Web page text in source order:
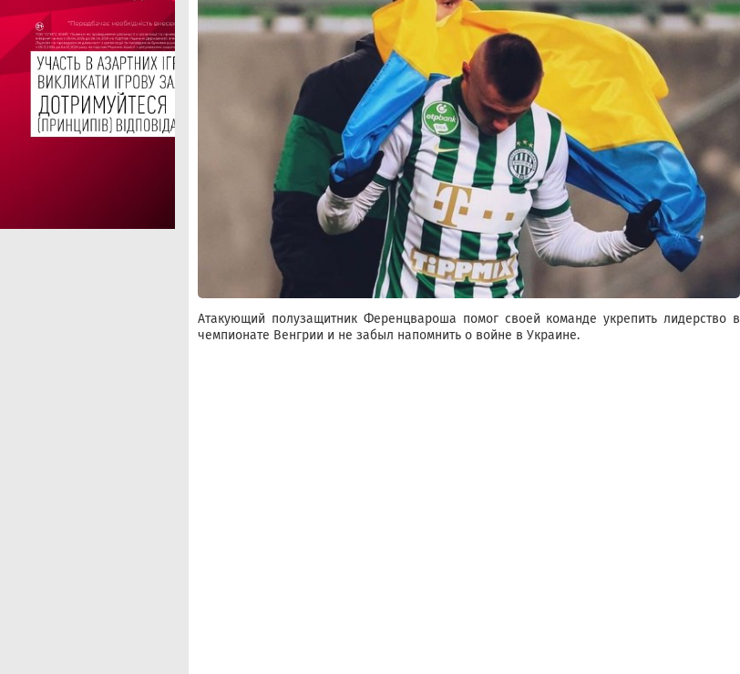
Атакующий полузащитник Ференцвароша помог своей команде укрепить лидерство в
чемпионате Венгрии и не забыл напомнить о войне в Украине.